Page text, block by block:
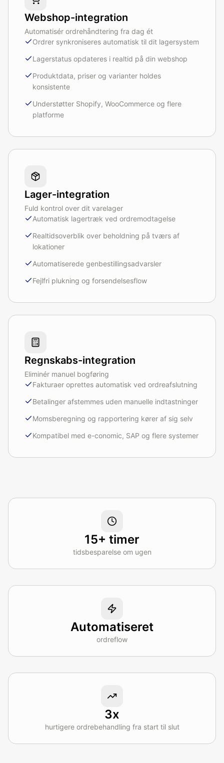
Webshop-integration
Automatisér ordrehåndtering fra dag ét
Ordrer synkroniseres automatisk til dit lagersystem
Lagerstatus opdateres i realtid på din webshop
Produktdata, priser og varianter holdes
konsistente
Understøtter Shopify, WooCommerce og flere
platforme
Lager-integration
Fuld kontrol over dit varelager
Automatisk lagertræk ved ordremodtagelse
Realtidsoverblik over beholdning på tværs af
lokationer
Automatiserede genbestillingsadvarsler
Fejlfri plukning og forsendelsesflow
Regnskabs-integration
Eliminér manuel bogføring
Fakturaer oprettes automatisk ved ordreafslutning
Betalinger afstemmes uden manuelle indtastninger
Momsberegning og rapportering kører af sig selv
Kompatibel med e-conomic, SAP og flere systemer
15+ timer
tidsbesparelse om ugen
Automatiseret
ordreflow
3x
hurtigere ordrebehandling fra start til slut